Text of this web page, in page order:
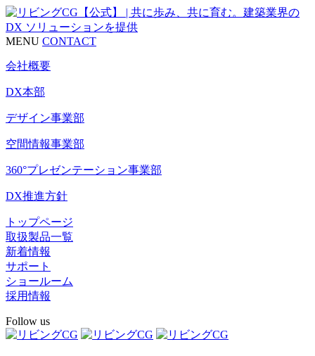
MENU CONTACT
会社概要
DX本部
デザイン事業部
空間情報事業部
360°プレゼンテーション事業部
DX推進方針
トップページ
取扱製品一覧
新着情報
サポート
ショールーム
採用情報
Follow us